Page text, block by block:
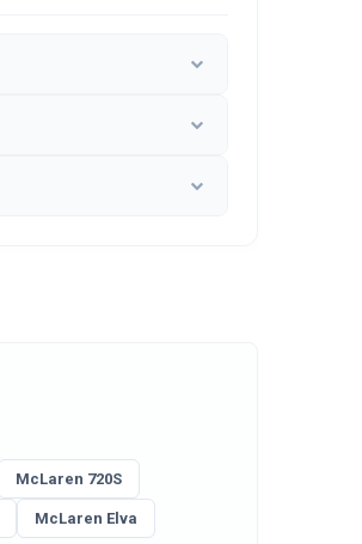
McLaren 720S
McLaren Elva